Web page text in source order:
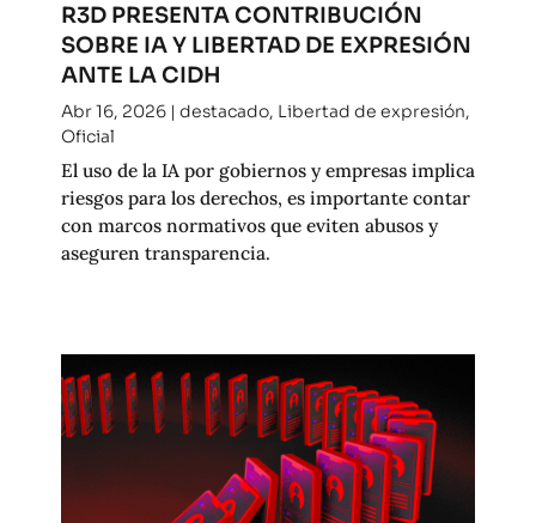
R3D PRESENTA CONTRIBUCIÓN
SOBRE IA Y LIBERTAD DE EXPRESIÓN
ANTE LA CIDH
Abr 16, 2026| destacado, Libertad de expresión,
Oficial
El uso de la IA por gobiernos y empresas implica
riesgos para los derechos, es importante contar
con marcos normativos que eviten abusos y
aseguren transparencia.